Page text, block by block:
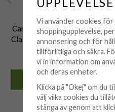
CAROLINE SVEDBOM
Caroline Svedbom - Armband
Classic Stud Guld Aquamarine
695 kr
🟡 Få kvar i lager
Vi använder cookies
shoppingupplevelse,
annonsering och för
tillförlitliga och säkra.
vi in information om
och deras enheter.
Klicka på "Okej" om du
välj vilka cookies du
stänga av genom att